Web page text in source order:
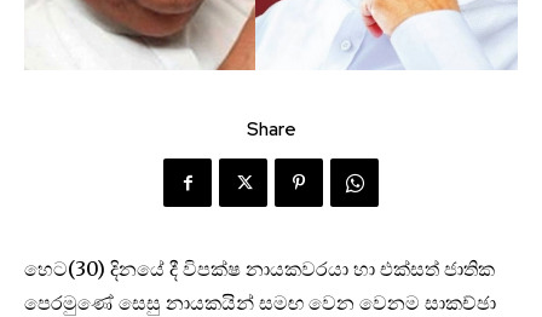
Share
හෙට(30) දිනයේ දී විපක්ෂ නායකවරයා හා එක්සත් ජාතික
පෙරමුණේ සෙසු නායකයින් සමඟ වෙන වෙනම සාකච්ඡා